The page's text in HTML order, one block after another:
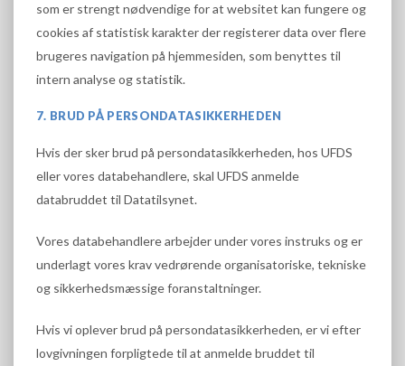
som er strengt nødvendige for at websitet kan fungere og
cookies af statistisk karakter der registerer data over flere
brugeres navigation på hjemmesiden, som benyttes til
intern analyse og statistik.
7. BRUD PÅ PERSONDATASIKKERHEDEN
Hvis der sker brud på persondatasikkerheden, hos UFDS
eller vores databehandlere, skal UFDS anmelde
databruddet til Datatilsynet.
Vores databehandlere arbejder under vores instruks og er
underlagt vores krav vedrørende organisatoriske, tekniske
og sikkerhedsmæssige foranstaltninger.
Hvis vi oplever brud på persondatasikkerheden, er vi efter
lovgivningen forpligtede til at anmelde bruddet til